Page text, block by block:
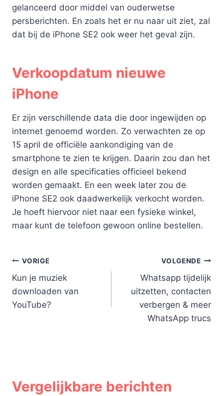
gelanceerd door middel van ouderwetse
persberichten. En zoals het er nu naar uit ziet, zal
dat bij de iPhone SE2 ook weer het geval zijn.
Verkoopdatum nieuwe
iPhone
Er zijn verschillende data die door ingewijden op
internet genoemd worden. Zo verwachten ze op
15 april de officiële aankondiging van de
smartphone te zien te krijgen. Daarin zou dan het
design en alle specificaties officieel bekend
worden gemaakt. En een week later zou de
iPhone SE2 ook daadwerkelijk verkocht worden.
Je hoeft hiervoor niet naar een fysieke winkel,
maar kunt de telefoon gewoon online bestellen.
Bericht
navigatie
VORIGE
Kun je muziek
downloaden van
YouTube?
VOLGENDE
Whatsapp tijdelijk
uitzetten, contacten
verbergen & meer
WhatsApp trucs
Vergelijkbare berichten